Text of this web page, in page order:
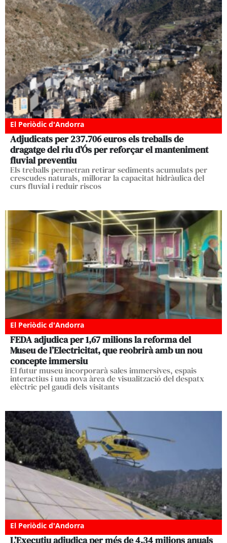
El Periòdic d'Andorra
Adjudicats per 237.706 euros els treballs de
dragatge del riu d’Ós per reforçar el manteniment
fluvial preventiu
Els treballs permetran retirar sediments acumulats per
crescudes naturals, millorar la capacitat hidràulica del
curs fluvial i reduir riscos
El Periòdic d'Andorra
FEDA adjudica per 1,67 milions la reforma del
Museu de l’Electricitat, que reobrirà amb un nou
concepte immersiu
El futur museu incorporarà sales immersives, espais
interactius i una nova àrea de visualització del despatx
elèctric pel gaudi dels visitants
El Periòdic d'Andorra
L’Executiu adjudica per més de 4,34 milions anuals